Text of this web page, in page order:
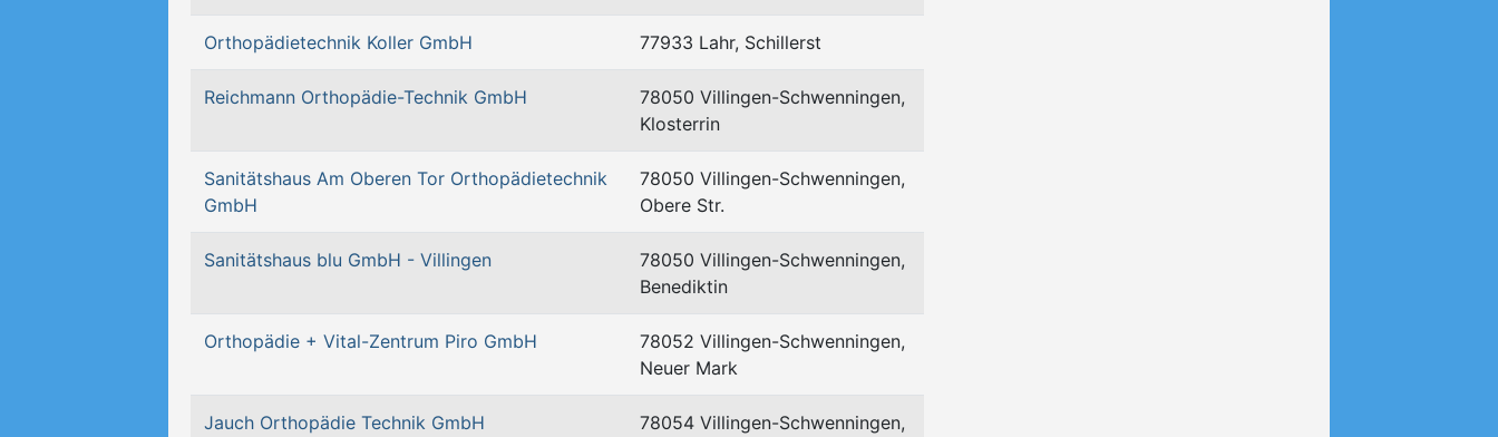
Orthopädietechnik Koller GmbH 77933 Lahr, Schillerst
Reichmann Orthopädie-Technik GmbH
78050 Villingen-Schwenningen,
Klosterrin
Sanitätshaus Am Oberen Tor Orthopädietechnik
GmbH
78050 Villingen-Schwenningen,
Obere Str.
Sanitätshaus blu GmbH - Villingen
78050 Villingen-Schwenningen,
Benediktin
Orthopädie + Vital-Zentrum Piro GmbH
78052 Villingen-Schwenningen,
Neuer Mark
Jauch Orthopädie Technik GmbH
78054 Villingen-Schwenningen,